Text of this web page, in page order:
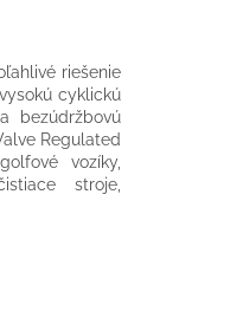
riešenie
cyklickú
bezúdržbovú
Regulated
vozíky,
stroje,